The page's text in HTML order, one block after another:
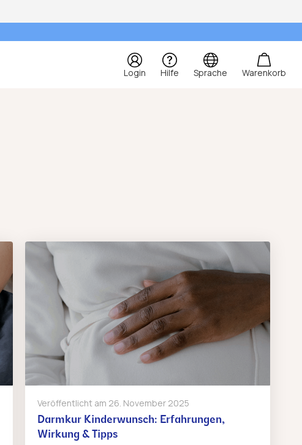
Login Hilfe Sprache Warenkorb
Veröffentlicht am 26. November 2025
Darmkur Kinderwunsch: Erfahrungen,
Wirkung & Tipps